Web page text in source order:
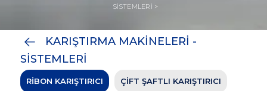
SİSTEMLERİ >
RİBON KARIŞTIRICI
ANASAYFA ÜRÜNLERİMİZ KARIŞTIRMA MAKİNELERİ -
RİBON
KARIŞTIRMA MAKİNELERİ -
SİSTEMLERİ
RİBON KARIŞTIRICI ÇİFT ŞAFTLI KARIŞTIRICI